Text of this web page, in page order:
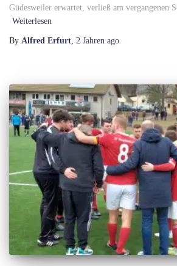
Güdesweiler erwartet, verließ am vergangenen
Weiterlesen
By Alfred Erfurt, 2 Jahren ago